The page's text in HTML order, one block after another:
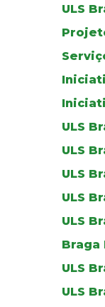
ULS
ULS
ULS
ULS
ULS
ULS
Braga
ULS
ULS